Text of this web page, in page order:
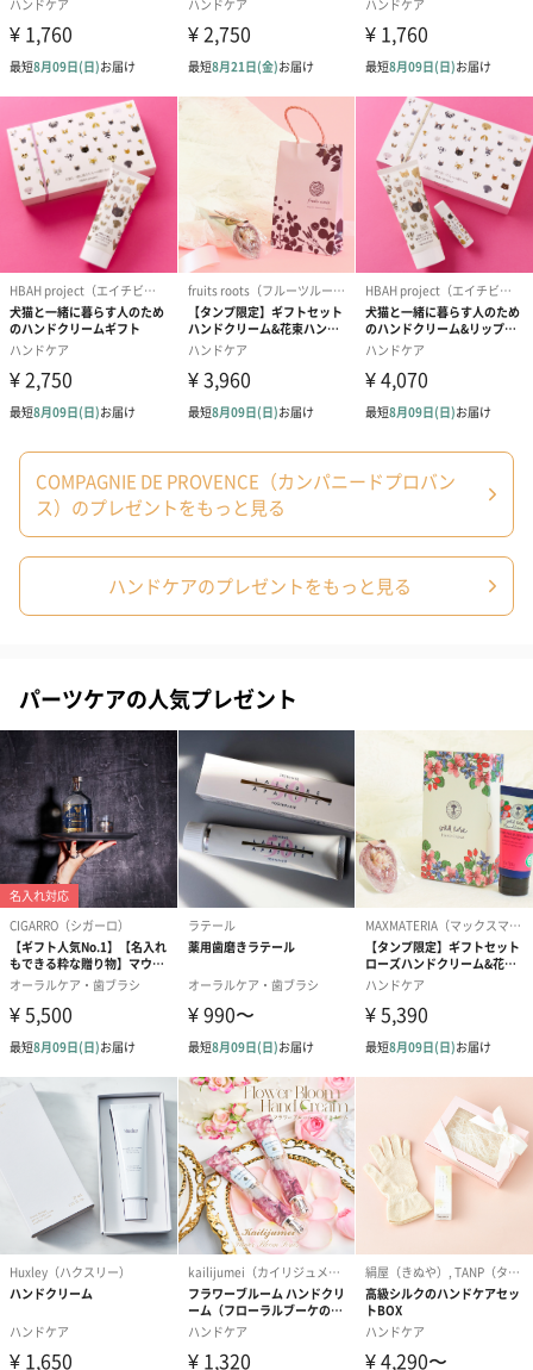
バーベナ
フレッシュで爽快感のあるバーベナの香りです。
コットンフラワー
コットンのやわらかさと心地よさを思わせる、パウダリーなフロ
ーラルの香りです。
プロバンスの散歩を思わせる陽気であたたかいミモザの香りで
ハンドクリームのチューブのカラーとお揃いの鮮やかなボックス
に入れてお届けします。気持ちが元気になるようなカラーリング
ですね。
「COMPAGNIE DE PROVENCE（カンパニー ド プロバン
ス）」
1990年、ターコイズブルーの澄み切った地中海に面した、暖かな
陽光降り注ぐ緑豊かな大地、フランスのプロバンス地方に生まれ
ました。「環境に良いから、伝統だからと古いものを無理に使う
のではなく、毎日の生活に自然に取り込めるような、流行に左右
されない持続可能な商品を」と、常に業界に革新的な風を吹き込
むべく新製品を世に送り出しています。
スタイリッシュにハンドケアをしませんか？
厳選された植物オイルがたっぷりと入った贅沢なハンドクリーム
は、しっとりと手に馴染みます。こだわりの香りは、ハンドケア
しながら気持ちまで癒してくれます。持ち運びにも便利なハンド
COMPAGNIE DE PROVENCE（カンパニードプロバン
ス）のプレゼントをもっと見る
ハンドケアのプレゼントをもっと見る
パーツケアの人気プレゼント